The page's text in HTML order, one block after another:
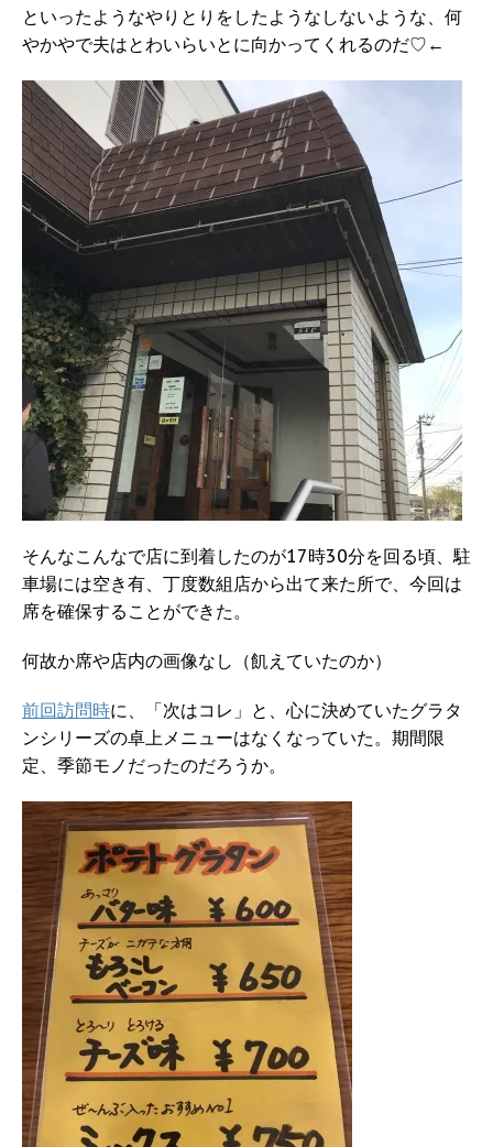
といったようなやりとりをしたようなしないような、何
やかやで夫はとわいらいとに向かってくれるのだ♡←
そんなこんなで店に到着したのが17時30分を回る頃、駐
車場には空き有、丁度数組店から出て来た所で、今回は
席を確保することができた。
何故か席や店内の画像なし（飢えていたのか）
前回訪問時に、「次はコレ」と、心に決めていたグラタ
ンシリーズの卓上メニューはなくなっていた。期間限
定、季節モノだったのだろうか。